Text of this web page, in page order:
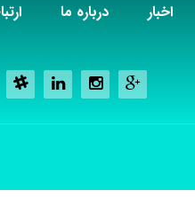
اخبار درباره ما